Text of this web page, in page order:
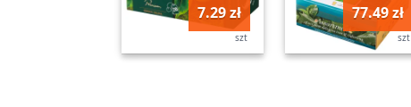
7.29 zł
szt
77.49 zł
szt